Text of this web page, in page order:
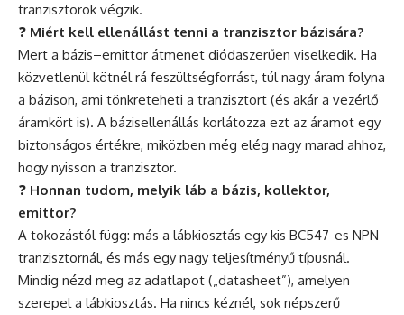
tranzisztorok végzik.
❓ Miért kell ellenállást tenni a tranzisztor bázisára?
Mert a bázis–emittor átmenet diódaszerűen viselkedik. Ha
közvetlenül kötnél rá feszültségforrást, túl nagy áram folyna
a bázison, ami tönkreteheti a tranzisztort (és akár a vezérlő
áramkört is). A bázisellenállás korlátozza ezt az áramot egy
biztonságos értékre, miközben még elég nagy marad ahhoz,
hogy nyisson a tranzisztor.
❓ Honnan tudom, melyik láb a bázis, kollektor,
emittor?
A tokozástól függ: más a lábkiosztás egy kis BC547-es NPN
tranzisztornál, és más egy nagy teljesítményű típusnál.
Mindig nézd meg az adatlapot („datasheet”), amelyen
szerepel a lábkiosztás. Ha nincs kéznél, sok népszerű